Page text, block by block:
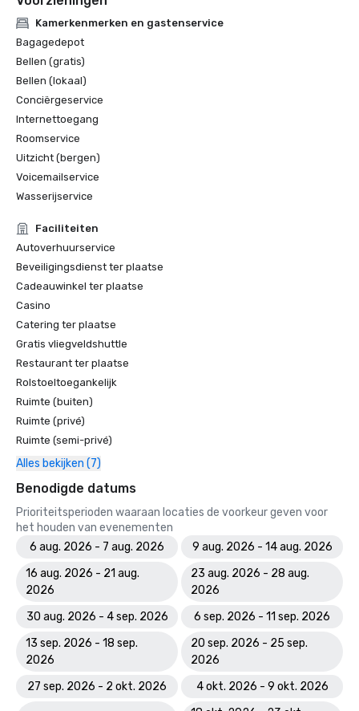
Kamerkenmerken en gastenservice
Bagagedepot
Bellen (gratis)
Bellen (lokaal)
Conciërgeservice
Internettoegang
Roomservice
Uitzicht (bergen)
Voicemailservice
Wasserijservice
Faciliteiten
Autoverhuurservice
Beveiligingsdienst ter plaatse
Cadeauwinkel ter plaatse
Casino
Catering ter plaatse
Gratis vliegveldshuttle
Restaurant ter plaatse
Rolstoeltoegankelijk
Ruimte (buiten)
Ruimte (privé)
Ruimte (semi-privé)
Alles bekijken (7)
Benodigde datums
Prioriteitsperioden waaraan locaties de voorkeur geven voor
het houden van evenementen
6 aug. 2026 - 7 aug. 2026
9 aug. 2026 - 14 aug. 2026
16 aug. 2026 - 21 aug.
2026
23 aug. 2026 - 28 aug.
2026
30 aug. 2026 - 4 sep. 2026
6 sep. 2026 - 11 sep. 2026
13 sep. 2026 - 18 sep.
2026
20 sep. 2026 - 25 sep.
2026
27 sep. 2026 - 2 okt. 2026
4 okt. 2026 - 9 okt. 2026